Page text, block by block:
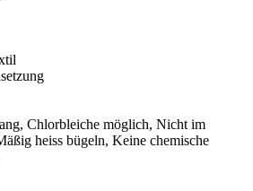
Chlorbleiche möglich, Nicht im
heiss bügeln, Keine chemische